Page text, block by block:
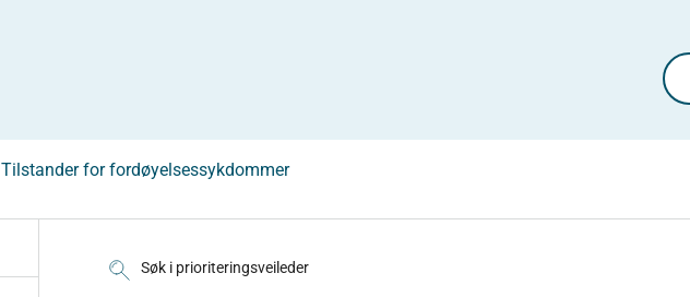
Tilstander for fordøyelsessykdommer
Søk i prioriteringsveileder